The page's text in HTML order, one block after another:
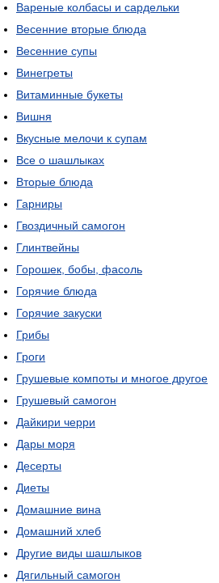
Вареные колбасы и сардельки
Весенние вторые блюда
Весенние супы
Винегреты
Витаминные букеты
Вишня
Вкусные мелочи к супам
Все о шашлыках
Вторые блюда
Гарниры
Гвоздичный самогон
Глинтвейны
Горошек, бобы, фасоль
Горячие блюда
Горячие закуски
Грибы
Гроги
Грушевые компоты и многое другое
Грушевый самогон
Дайкири черри
Дары моря
Десерты
Диеты
Домашние вина
Домашний хлеб
Другие виды шашлыков
Дягильный самогон